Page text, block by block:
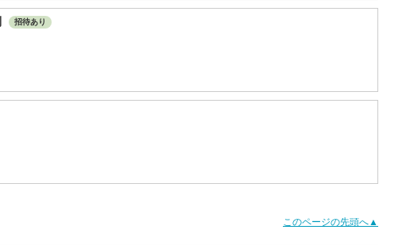
招待あり
このページの先頭へ▲